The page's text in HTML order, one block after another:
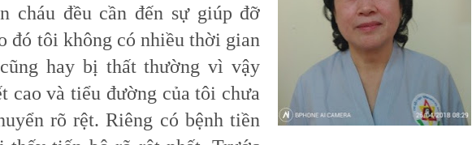
cháu đều cần đến sự giúp đỡ
đó tôi không có nhiều thời gian
hay bị thất thường vì vậy
cao và tiểu đường của tôi chưa
rõ rệt. Riêng có bệnh tiền